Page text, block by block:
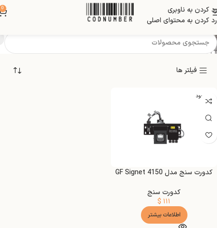
رد کردن به ناوبری
رد کردن به محتوای اصلی
0
Tubing :Viny
فیلتر ها
ناموجود
کدورت سنج مدل GF Signet 4150
کدورت سنج
$ ۱۱۱
اطلاعات بیشتر